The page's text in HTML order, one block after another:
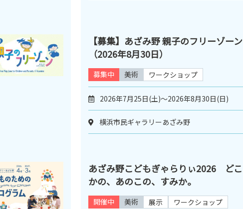
【募集】あざみ野 親子のフリーゾーン
（2026年8月30日）
募集中 美術 ワークショップ
2026年7月25日(土)～2026年8月30日(日)
横浜市民ギャラリーあざみ野
あざみ野こどもぎゃらりぃ2026 どこ
かの、あのこの、すみか。
開催中 美術 展示 ワークショップ